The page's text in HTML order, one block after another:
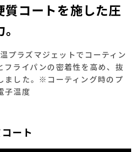
質コートを施した圧
ラズマジェットでコーティン
フライパンの密着性を高め、抜
ました。※コーティング時のプ
子温度
ート